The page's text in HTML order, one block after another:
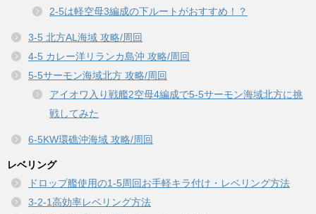
2-5は軽空母3編成の下ルートがおすすめ！？
3-5 北方AL海域 攻略/周回
4-5 カレー洋リランカ島沖 攻略/周回
5-5サーモン海域北方 攻略/周回
アイオワ入り戦艦2空母4編成で5-5サーモン海域北方に挑
戦してみた
6-5KW環礁沖海域 攻略/周回
レベリング
ドロップ艦使用の1-5周回お手軽キラ付け・レベリング方法
3-2-1高効率レベリング方法